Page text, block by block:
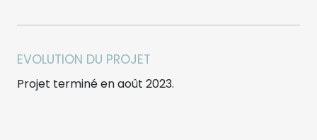
EVOLUTION DU PROJET
Projet terminé en août 2023.